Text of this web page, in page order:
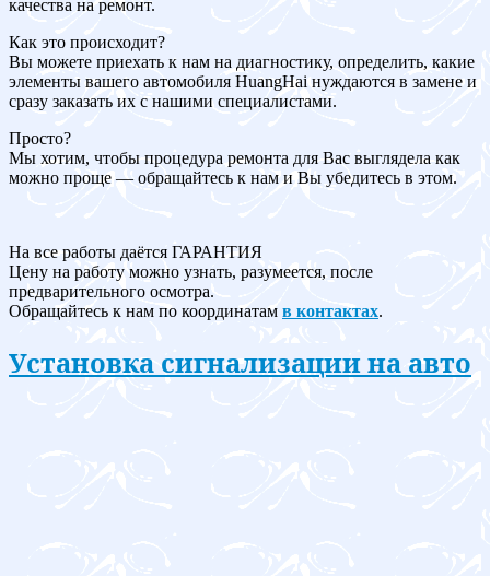
качества на ремонт.
Как это происходит?
Вы можете приехать к нам на диагностику, определить, какие
элементы вашего автомобиля HuangHai нуждаются в замене и
сразу заказать их с нашими специалистами.
Просто?
Мы хотим, чтобы процедура ремонта для Вас выглядела как
можно проще — обращайтесь к нам и Вы убедитесь в этом.
На все работы даётся ГАРАНТИЯ
Цену на работу можно узнать, разумеется, после
предварительного осмотра.
Обращайтесь к нам по координатам в контактах.
Установка сигнализации на авто